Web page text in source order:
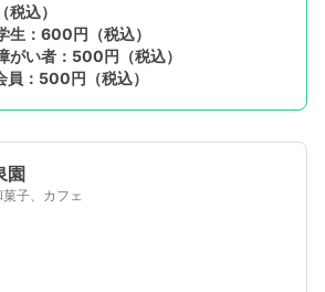
込）
生：600円（税込）
がい者：500円（税込）
員：500円（税込）
園
子、カフェ